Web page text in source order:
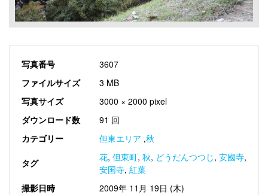
写真番号
3607
ファイルサイズ
3 MB
写真サイズ
3000 × 2000 pixel
ダウンロード数
91 回
カテゴリー
但東エリア ,秋
タグ 花, 但東町, 秋, どうだんつつじ, 安國寺,
安国寺, 紅葉
撮影日時
2009年 11月 19日 (木)